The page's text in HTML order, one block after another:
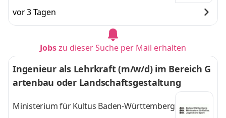
vor 3 Tagen
Jobszu dieser Suche per Mail erhalten
Ingenieur als Lehrkraft (m/w/d) im Bereich G
artenbau oder Landschaftsgestaltung
Ministerium für Kultus Baden-Württemberg